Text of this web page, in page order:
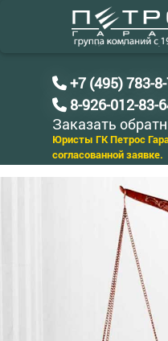
+7 (495) 783-
8-926-012-83-
Заказать
Юристы ГК Петрос
согласованной заявке.